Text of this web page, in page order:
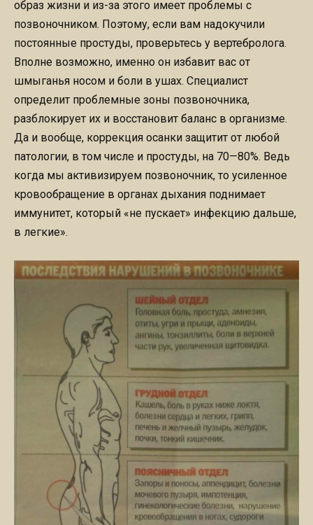
образ жизни и из-за этого имеет проблемы с
позвоночником. Поэтому, если вам надокучили
постоянные простуды, проверьтесь у вертебролога.
Вполне возможно, именно он избавит вас от
шмыганья носом и боли в ушах. Специалист
определит проблемные зоны позвоночника,
разблокирует их и восстановит баланс в организме.
Да и вообще, коррекция осанки защитит от любой
патологии, в том числе и простуды, на 70—80%. Ведь
когда мы активизируем позвоночник, то усиленное
кровообращение в органах дыхания поднимает
иммунитет, который «не пускает» инфекцию дальше,
в легкие».